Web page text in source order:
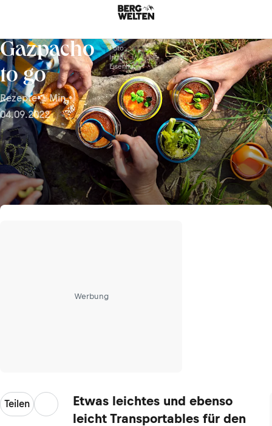
Gazpacho
to go
Rezepte•1 Min.•
04.09.2022
Foto:
Ingo
Eisenhut
Werbung
Teilen
Etwas leichtes und ebenso
leicht Transportables für den